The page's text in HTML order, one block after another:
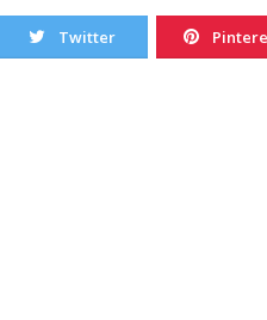
Twitter
20/10/2022